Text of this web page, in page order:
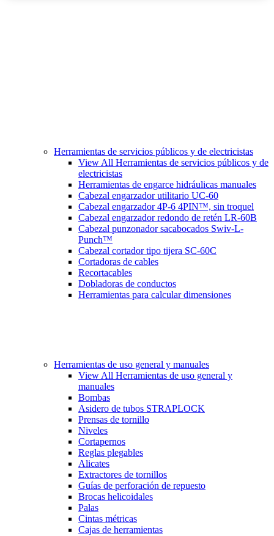
Herramientas de servicios públicos y de electricistas
View All Herramientas de servicios públicos y de
electricistas
Herramientas de engarce hidráulicas manuales
Cabezal engarzador utilitario UC-60
Cabezal engarzador 4P-6 4PIN™, sin troquel
Cabezal engarzador redondo de retén LR-60B
Cabezal punzonador sacabocados Swiv-L-
Punch™
Cabezal cortador tipo tijera SC-60C
Cortadoras de cables
Recortacables
Dobladoras de conductos
Herramientas para calcular dimensiones
Herramientas de uso general y manuales
View All Herramientas de uso general y
manuales
Bombas
Asidero de tubos STRAPLOCK
Prensas de tornillo
Niveles
Cortapernos
Reglas plegables
Alicates
Extractores de tornillos
Guías de perforación de repuesto
Brocas helicoidales
Palas
Cintas métricas
Cajas de herramientas